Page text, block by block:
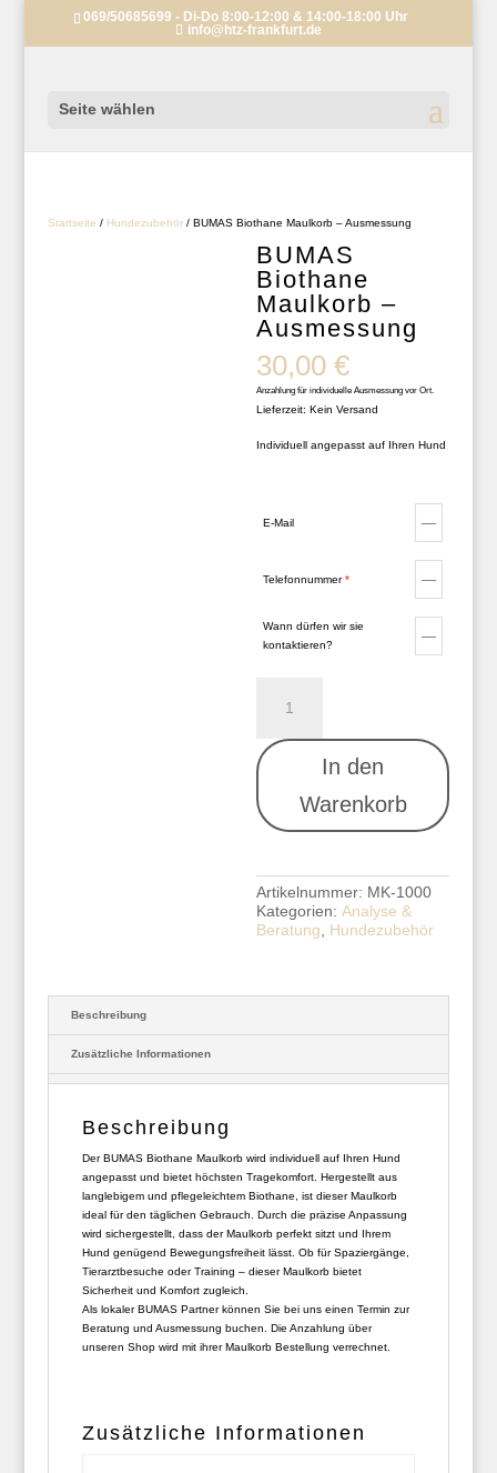
069/50685699 - Di-Do 8:00-12:00 & 14:00-18:00 Uhr
info@htz-frankfurt.de
Seite wählen
Startseite / Hundezubehör/ BUMAS Biothane Maulkorb – Ausmessung
BUMAS
Biothane
Maulkorb –
Ausmessung
30,00€
Anzahlung für individuelle Ausmessung vor Ort.
Lieferzeit: Kein Versand
Individuell angepasst auf Ihren Hund
E-Mail
Telefonnummer*
Wann dürfen wir sie
kontaktieren?
Biothane
Ausmessung In den
Warenkorb
e
r
a
e
:
Artikelnummer: MK-1000
Kategorien:Analyse &
Beratung
Hundezubehör
Beschreibung
Zusätzliche Informationen
Beschreibung
Der BUMAS Biothane Maulkorb wird individuell auf Ihren Hund
angepasst und bietet höchsten Tragekomfort. Hergestellt aus
langlebigem und pflegeleichtem Biothane, ist dieser Maulkorb
ideal für den täglichen Gebrauch. Durch die präzise Anpassung
wird sichergestellt, dass der Maulkorb perfekt sitzt und Ihrem
Hund genügend Bewegungsfreiheit lässt. Ob für Spaziergänge,
Tierarztbesuche oder Training – dieser Maulkorb bietet
Sicherheit und Komfort zugleich.
Als lokaler BUMAS Partner können Sie bei uns einen Termin zur
Beratung und Ausmessung buchen. Die Anzahlung über
unseren Shop wird mit ihrer Maulkorb Bestellung verrechnet.
Zusätzliche Informationen